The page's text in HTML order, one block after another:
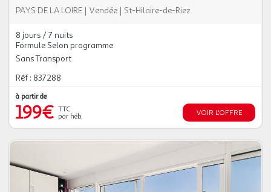
PAYS DE LA LOIRE | Vendée | St-Hilaire-de-Riez
8 jours / 7 nuits
Formule Selon programme
Sans Transport
Réf : 837288
à partir de
199€ TTC
par héb.
VOIR L'OFFRE